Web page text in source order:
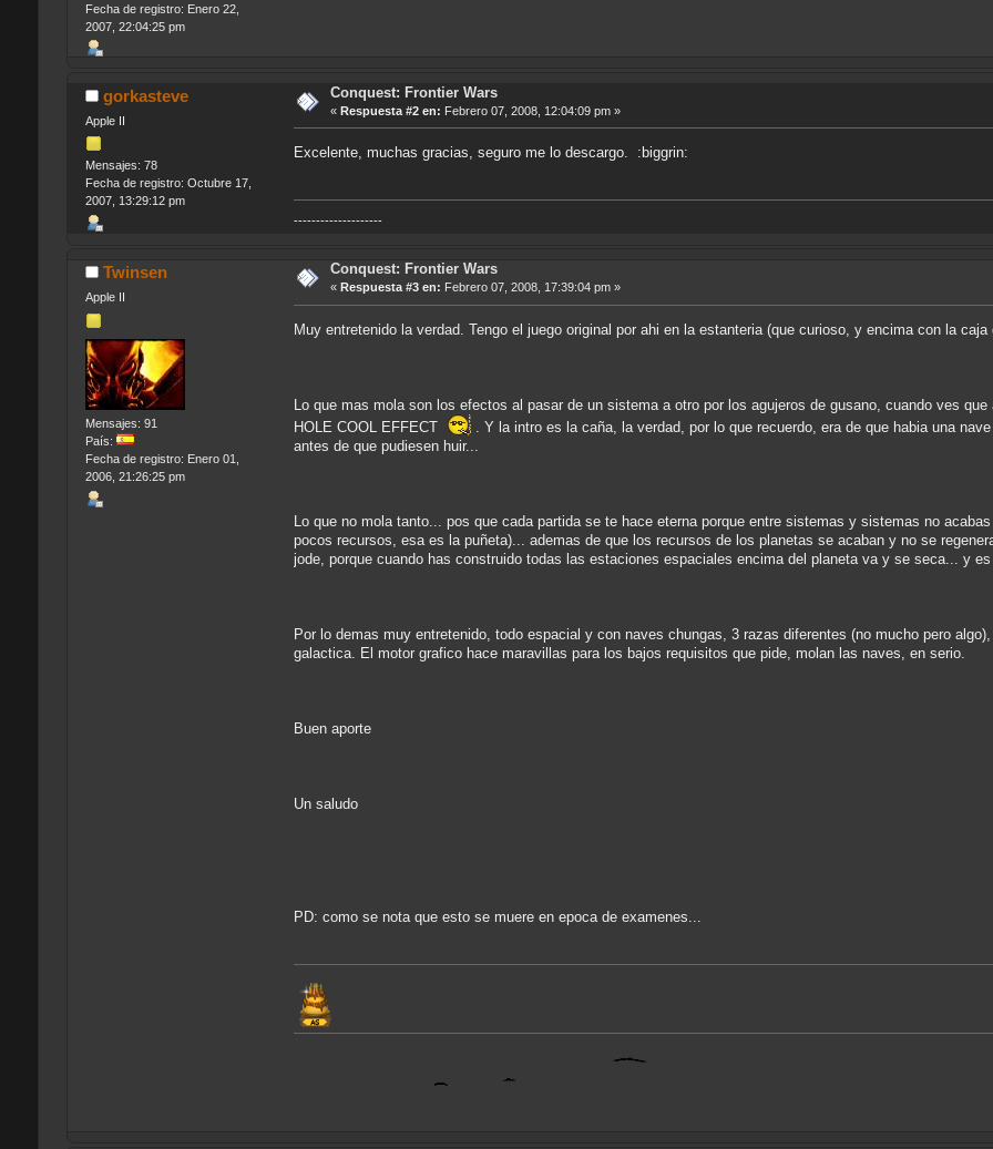
Fecha de registro: Enero 22,
2007, 22:04:25 pm
gorkasteve
Apple II
Mensajes: 78
Fecha de registro: Octubre 17,
2007, 13:29:12 pm
Conquest: Frontier Wars
« Respuesta #2 en: Febrero 07, 2008, 12:04:09 pm »
Excelente, muchas gracias, seguro me lo descargo. :biggrin:
--------------------
Twinsen
Apple II
Mensajes: 91
País:
Fecha de registro: Enero 01,
2006, 21:26:25 pm
Conquest: Frontier Wars
« Respuesta #3 en: Febrero 07, 2008, 17:39:04 pm »
Muy entretenido la verdad. Tengo el juego original por ahi en la estanteria (que curioso, y encima con la
Lo que mas mola son los efectos al pasar de un sistema a otro por los agujeros de gusano, cuando ves
HOLE COOL EFFECT
. Y la intro es la caña, la verdad, por lo que recuerdo, era de que habia una
antes de que pudiesen huir...
Lo que no mola tanto... pos que cada partida se te hace eterna porque entre sistemas y sistemas no
pocos recursos, esa es la puñeta)... ademas de que los recursos de los planetas se acaban y no se
jode, porque cuando has construido todas las estaciones espaciales encima del planeta va y se seca... y es
Por lo demas muy entretenido, todo espacial y con naves chungas, 3 razas diferentes (no mucho pero
galactica. El motor grafico hace maravillas para los bajos requisitos que pide, molan las naves, en serio.
Buen aporte
Un saludo
PD: como se nota que esto se muere en epoca de examenes...